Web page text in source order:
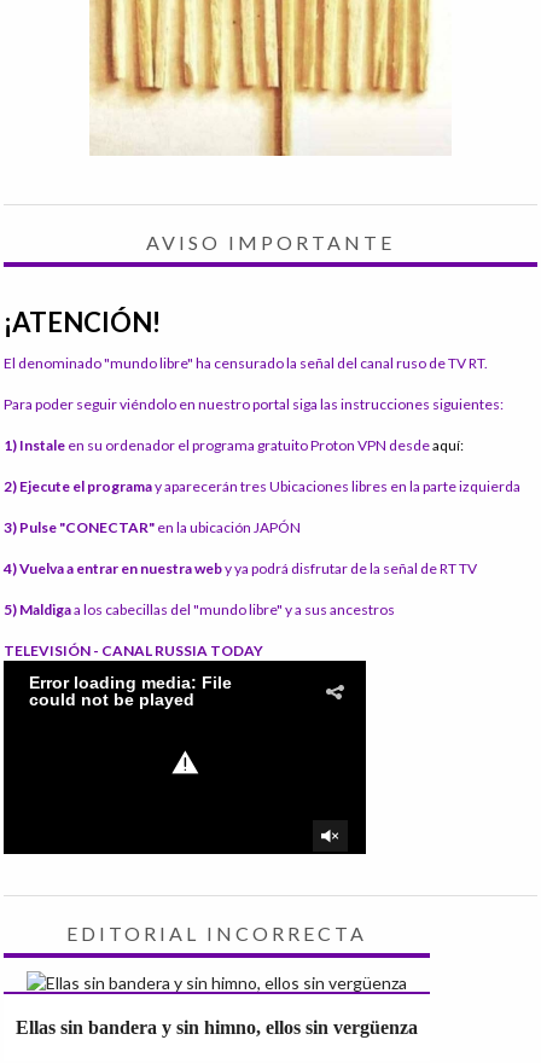
AVISO IMPORTANTE
¡ATENCIÓN!
El denominado "mundo libre" ha censurado la señal del canal ruso de TV RT.
Para poder seguir viéndolo en nuestro portal siga las instrucciones siguientes:
1) Instale en su ordenador el programa gratuito Proton VPN desdeaquí:
2) Ejecute el programay aparecerán tres Ubicaciones libres en la parte izquierda
3) Pulse "CONECTAR" en la ubicación JAPÓN
4) Vuelva a entrar en nuestra weby ya podrá disfrutar de la señal de RT TV
5) Maldigaa los cabecillas del "mundo libre" y a sus ancestros
TELEVISIÓN - CANAL RUSSIA TODAY
EDITORIAL INCORRECTA
Ellas sin bandera y sin himno, ellos sin vergüenza